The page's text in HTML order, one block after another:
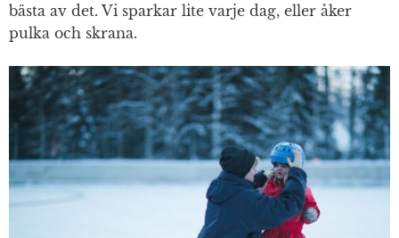
bästa av det. Vi sparkar lite varje dag, eller åker
pulka och skrana.